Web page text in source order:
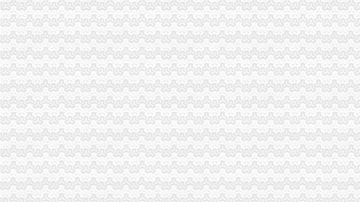
重庆市渝中区旅游协会
重庆渝中区东华观小学-重庆渝中区东华观小学招标网
重庆渝中区搬家_南岸区搬家_北碚区搬家_大渡口区搬家_巴南区搬家公
重庆渝中区园林局
【重庆江北区到重庆渝中区物流专线】重庆江北区到重庆渝中区物流公
重庆渝中区研修社区
【重庆渝中区住宿】重庆渝中区酒店式公寓住宿_渝中区公寓酒店民宿
重庆渝中区街头掠影-人文建筑-渝中区-重庆-国内图片-图片联盟tplm
【重庆渝中区短租公寓】重庆渝中区短租房_渝中区日租房-途家网
重庆渝中区环保供应商-重庆渝中区环保企业产品权威展示平台！
【重庆渝中区4S店地址|电话|优惠】重庆渝中区4S店新报价_太平洋
重庆渝中区车管所_重庆渝中区车管所电话|重庆渝中区车管所地址|上班